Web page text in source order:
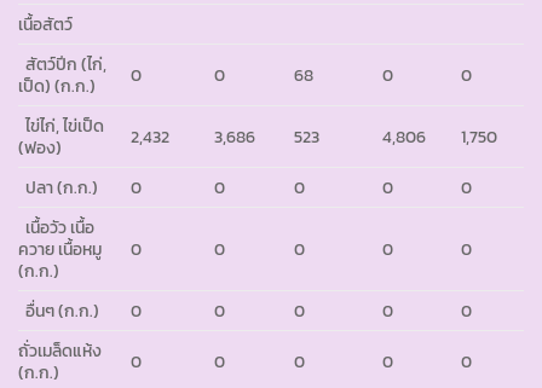
เนื้อสัตว์
สัตว์ปีก (ไก่,
เป็ด)(ก.ก.) 0 0 68 0
0
ไข่ไก่, ไข่เป็ด
(ฟอง)
2,432 3,686 523 4,806
1,750
ปลา(ก.ก.) 0 0 0 0
0
เนื้อวัว เนื้อ
ควาย เนื้อหมู
(ก.ก.)
0 0 0 0 0
อื่นๆ(ก.ก.) 0 0 0 0
0
ถั่วเมล็ดแห้ง
(ก.ก.)
0 0 0 0
0